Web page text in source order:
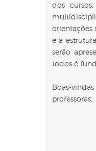
dos
orientações
e a
serão
todos é
Boas-
professoras.